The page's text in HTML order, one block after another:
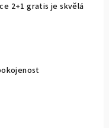
2+1 gratis je skvělá
5 hvězdiček.
5 hvězdiček.